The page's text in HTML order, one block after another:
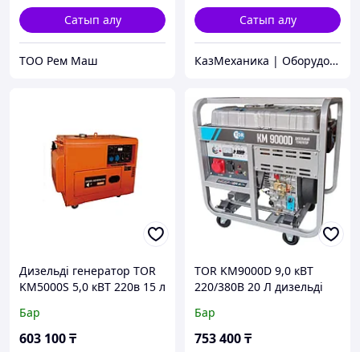
Сатып алу
ТОО Рем Маш
Сатып алу
КазМеханика | Оборудование TOR
Дизельді генератор TOR
KM5000S 5,0 кВТ 220в 15 л
Бар
603 100₸
TOR KM9000D 9,0 кВТ
220/380В 20 Л дизельді
түймесі бар
Бар
753 400₸